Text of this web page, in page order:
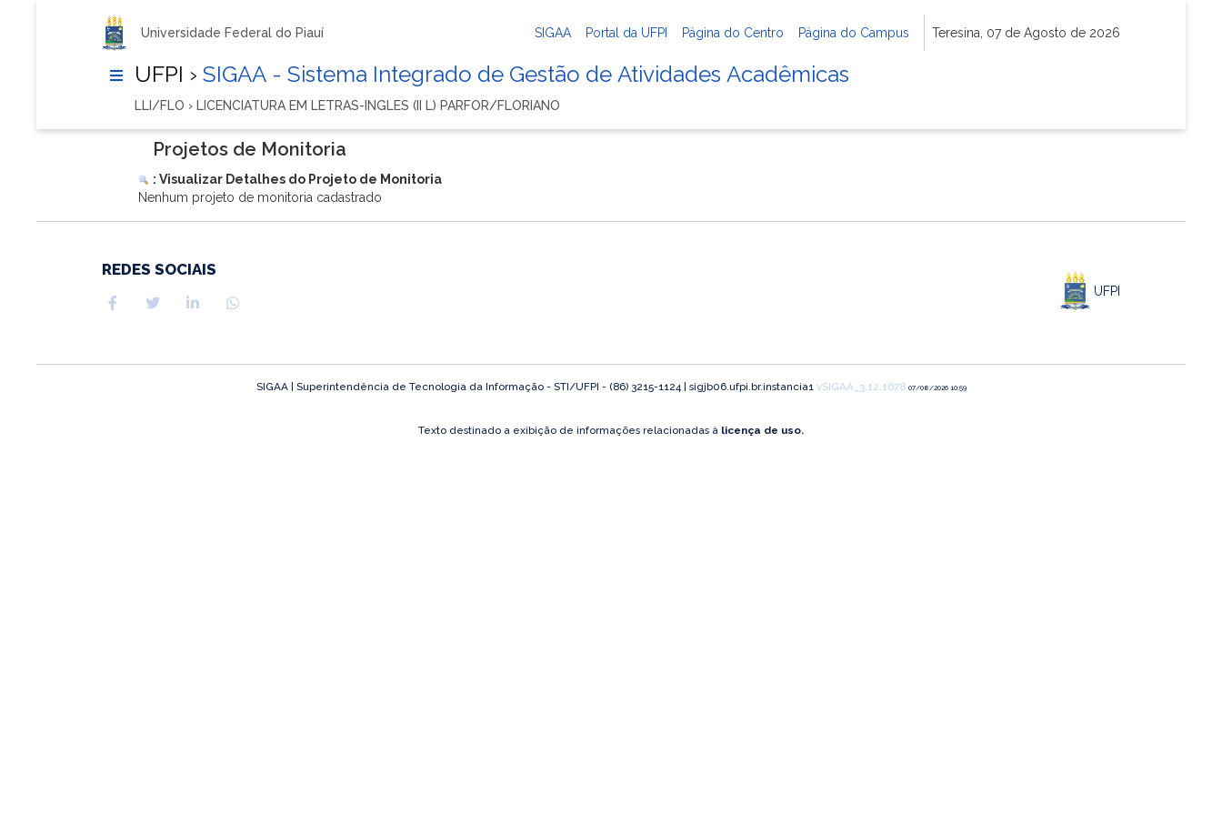
Universidade Federal do Piauí SIGAA Portal da UFPI Página do Centro Página do Campus Teresina, 07 de Agosto de 2026
UFPI › SIGAA - Sistema Integrado de Gestão de Atividades Acadêmicas
LLI/FLO › LICENCIATURA EM LETRAS-INGLES (II L) PARFOR/FLORIANO
Projetos de Monitoria
: Visualizar Detalhes do Projeto de Monitoria
Nenhum projeto de monitoria cadastrado
REDES SOCIAIS
UFPI
SIGAA | Superintendência de Tecnologia da Informação - STI/UFPI - (86) 3215-1124 | sigjb06.ufpi.br.instancia1 vSIGAA_3.12.1678 07/08/2026 10:59
Texto destinado a exibição de informações relacionadas à licença de uso.